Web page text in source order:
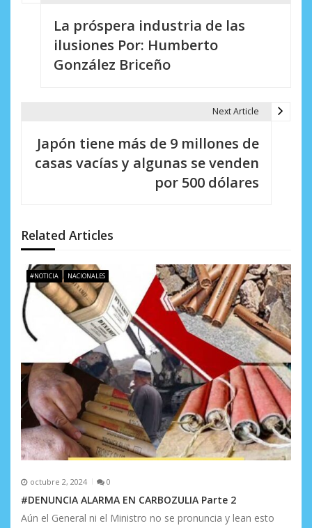
n
d
e
e
n
t
r
a
d
a
s
La próspera industria de las
ilusiones Por: Humberto
González Briceño
Next Article
Japón tiene más de 9 millones de
casas vacías y algunas se venden
por 500 dólares
Related Articles
#NOTICIA NACIONALES
octubre 2, 2024 0
#DENUNCIA ALARMA EN CARBOZULIA Parte 2
Aún el General ni el Ministro no se pronuncia y lean esto